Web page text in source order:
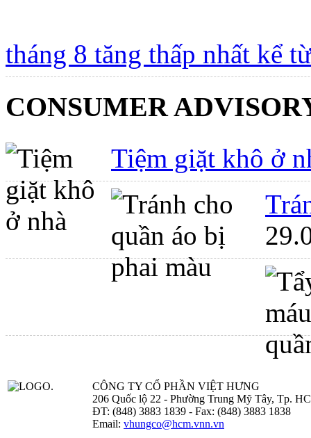
tháng 8 tăng thấp nhất kể
CONSUMER
Tiệm giặt khô ở
CÔNG TY CỔ PHẦN VIỆT HƯNG
206 Quốc lộ 22 - Phường Trung Mỹ Tây, Tp.
ĐT: (848) 3883 1839 - Fax: (848) 3883 1838
Email: vhungco@hcm.vnn.vn